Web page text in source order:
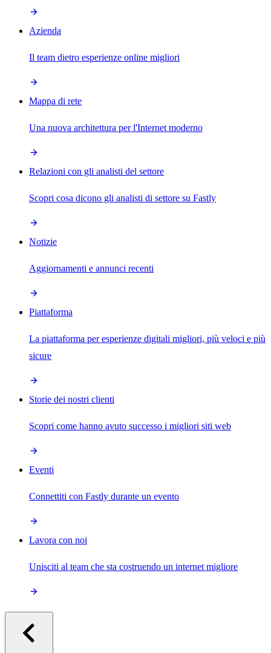
Azienda
Il team dietro esperienze online migliori
Mappa di rete
Una nuova architettura per l'Internet moderno
Relazioni con gli analisti del settore
Scopri cosa dicono gli analisti di settore su Fastly
Notizie
Aggiornamenti e annunci recenti
Piattaforma
La piattaforma per esperienze digitali migliori, più veloci e più
sicure
Storie dei nostri clienti
Scopri come hanno avuto successo i migliori siti web
Eventi
Connettiti con Fastly durante un evento
Lavora con noi
Unisciti al team che sta costruendo un internet migliore